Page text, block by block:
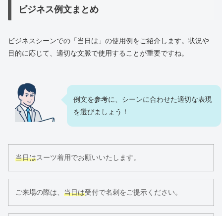
ビジネス例文まとめ
ビジネスシーンでの「当日は」の使用例をご紹介します。状況や
目的に応じて、適切な文脈で使用することが重要ですね。
例文を参考に、シーンに合わせた適切な表現
を選びましょう！
当日はスーツ着用でお願いいたします。
ご来場の際は、 当日は受付で名刺をご提示ください。